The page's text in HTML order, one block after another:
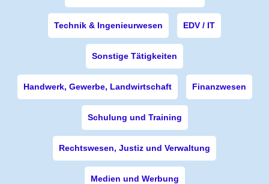
Technik & Ingenieurwesen EDV / IT
Sonstige Tätigkeiten
Handwerk, Gewerbe, Landwirtschaft Finanzwesen
Schulung und Training
Rechtswesen, Justiz und Verwaltung
Medien und Werbung